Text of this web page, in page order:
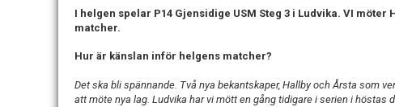
I helgen spelar P14 Gjensidige USM Steg 3 i Ludvika. VI
matcher.
Hur är känslan inför helgens matcher?
Det ska bli spännande. Två nya bekantskaper, Hallby och Årsta som
att möte nya lag. Ludvika har vi mött en gång tidigare i serien i höstas